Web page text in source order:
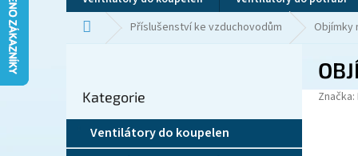
Domů Příslušenství ke vzduchovodům Objímky
r
kategorie
Kategorie
Ventilátory do koupelen
Značka: